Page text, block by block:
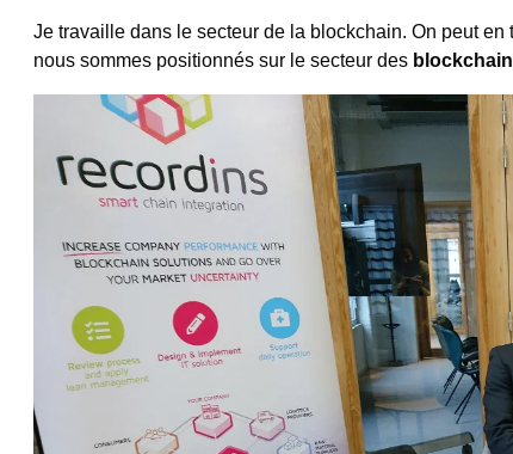
Je travaille dans le secteur de la blockchain. On peut
nous sommes positionnés sur le secteur des